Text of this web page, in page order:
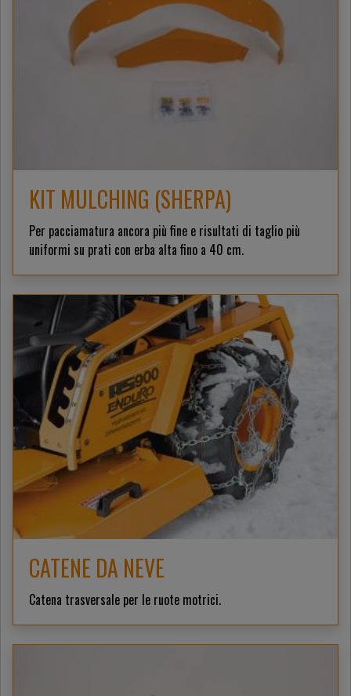
KIT MULCHING (SHERPA)
Per pacciamatura ancora più fine e risultati di taglio più
uniformi su prati con erba alta fino a 40 cm.
CATENE DA NEVE
Catena trasversale per le ruote motrici.